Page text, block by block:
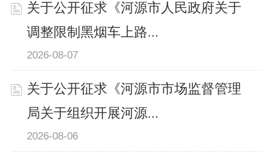
关于公开征求《河源市人民政府关于
调整限制黑烟车上路...
2026-08-07
关于公开征求《河源市市场监督管理
局关于组织开展河源...
2026-08-06